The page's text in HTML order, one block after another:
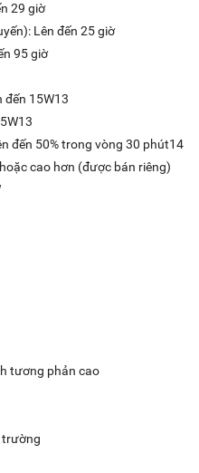
29 giờ
Lên đến 25 giờ
95 giờ
đến 15W13
đến 50% trong vòng 30 phút14
cao hơn (được bán riêng)
tương phản cao
trường